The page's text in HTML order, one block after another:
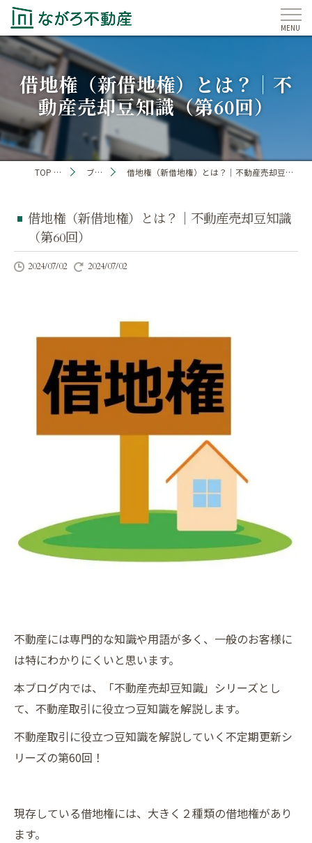
借地権（新借地権）とは？｜不
動産売却豆知識（第60回）
TOP PAGE ブログ 借地権（新借地権）とは？｜不動産売却豆知識（第60回）
借地権（新借地権）とは？｜不動産売却豆知識
（第60回）
2024/07/02 2024/07/02
不動産には専門的な知識や用語が多く、一般のお客様に
は特にわかりにくいと思います。
本ブログ内では、「不動産売却豆知識」シリーズとし
て、不動産取引に役立つ豆知識を解説します。
不動産取引に役立つ豆知識を解説していく不定期更新シ
リーズの第60回！
現存している借地権には、大きく２種類の借地権があり
ます。